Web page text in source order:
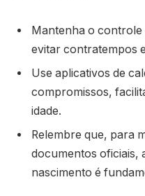
Mantenha o controle
evitar contratempos
Use aplicativos de
compromissos,
idade.
Relembre que, para
documentos oficiais,
nascimento é